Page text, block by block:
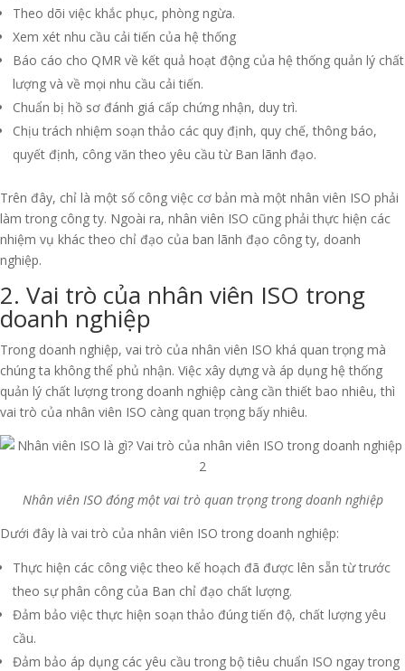
Theo dõi việc khắc phục, phòng ngừa.
Xem xét nhu cầu cải tiến của hệ thống
Báo cáo cho QMR về kết quả hoạt động của hệ thống quản lý chất
lượng và về mọi nhu cầu cải tiến.
Chuẩn bị hồ sơ đánh giá cấp chứng nhận, duy trì.
Chịu trách nhiệm soạn thảo các quy định, quy chế, thông báo,
quyết định, công văn theo yêu cầu từ Ban lãnh đạo.
Trên đây, chỉ là một số công việc cơ bản mà một nhân viên ISO phải
làm trong công ty. Ngoài ra, nhân viên ISO cũng phải thực hiện các
nhiệm vụ khác theo chỉ đạo của ban lãnh đạo công ty, doanh
nghiệp.
2. Vai trò của nhân viên ISO trong
doanh nghiệp
Trong doanh nghiệp, vai trò của nhân viên ISO khá quan trọng mà
chúng ta không thể phủ nhận. Việc xây dựng và áp dụng hệ thống
quản lý chất lượng trong doanh nghiệp càng cần thiết bao nhiêu, thì
vai trò của nhân viên ISO càng quan trọng bấy nhiêu.
Nhân viên ISO đóng một vai trò quan trọng trong doanh nghiệp
Dưới đây là vai trò của nhân viên ISO trong doanh nghiệp:
Thực hiện các công việc theo kế hoạch đã được lên sẵn từ trước
theo sự phân công của Ban chỉ đạo chất lượng.
Đảm bảo việc thực hiện soạn thảo đúng tiến độ, chất lượng yêu
cầu.
Đảm bảo áp dụng các yêu cầu trong bộ tiêu chuẩn ISO ngay trong